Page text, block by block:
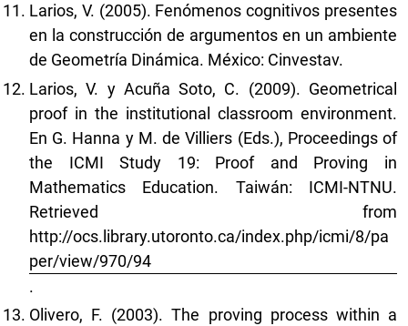
Larios, V. (2005). Fenómenos cognitivos presentes
en la construcción de argumentos en un ambiente
de Geometría Dinámica. México: Cinvestav.
Larios, V. y Acuña Soto, C. (2009). Geometrical
proof in the institutional classroom environment.
En G. Hanna y M. de Villiers (Eds.), Proceedings of
the ICMI Study 19: Proof and Proving in
Mathematics Education. Taiwán: ICMI-NTNU.
Retrieved from
http://ocs.library.utoronto.ca/index.php/icmi/8/pa
per/view/970/94
.
Olivero, F. (2003). The proving process within a